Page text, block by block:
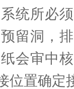
统所必
留洞，
会审中
位置确定